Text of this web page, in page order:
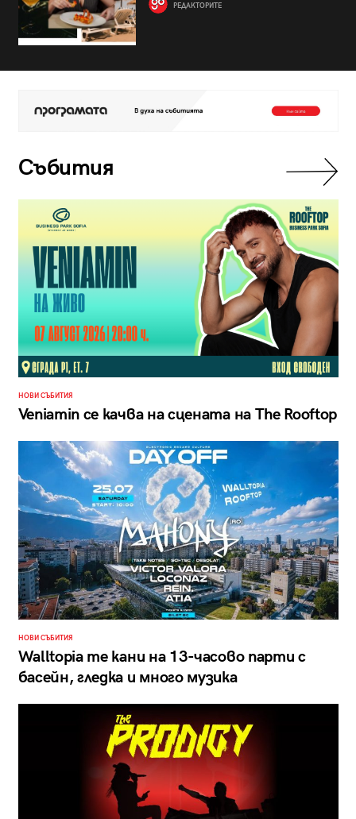
РЕДАКТОРИТЕ
Събития
НОВИ СЪБИТИЯ
Veniamin се качва на сцената на The Rooftop
НОВИ СЪБИТИЯ
Walltopia те кани на 13-часово парти с
басейн, гледка и много музика